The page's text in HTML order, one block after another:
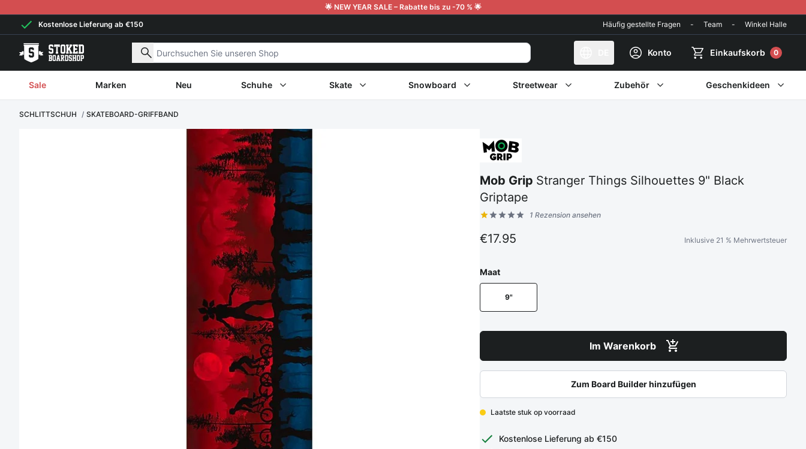
🌟 NEW YEAR SALE – Rabatte bis zu -70 % 🌟
Kostenlose Lieferung ab €150
Häufig gestellte Fragen - Team - Winkel Halle
Konto Einkaufskorb 0
Nach Produkten suchen
Sale Marken Neu Schuhe Skate Snowboard Streetwear Zubehör Geschenkideen
SCHLITTSCHUH SKATEBOARD-GRIFFBAND
Mob Grip Stranger Things Silhouettes 9" Black
Griptape
Kundenbewertungen
1 Rezension ansehen
€17.95 Inklusive 21 % Mehrwertsteuer
Maat
9"
Im Warenkorb
Zum Board Builder hinzufügen
Laatste stuk op voorraad
Kostenlose Lieferung ab €150